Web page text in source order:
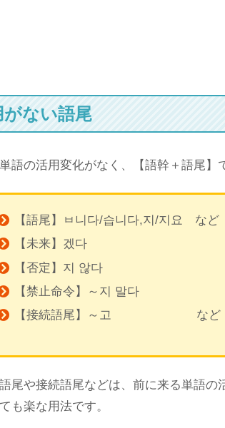
がない語尾
語の活用変化がなく、【語幹＋語尾】
【語尾】ㅂ니다/습니다,지/지요 など
【未来】겠다
【否定】지 않다
【禁止命令】～지 말다
【接続語尾】～고 など
尾や接続語尾などは、前に来る単語
も楽な用法です。